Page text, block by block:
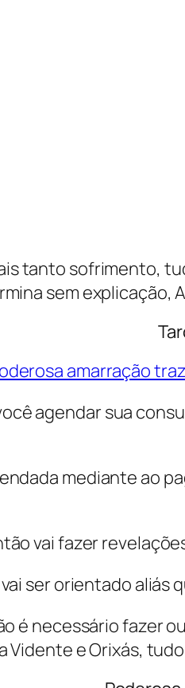
tanto sofrimento,
sem explicação,
amarração
agendar sua
mediante ao
vai fazer
ser orientado aliás
é necessário fazer
e Orixás,